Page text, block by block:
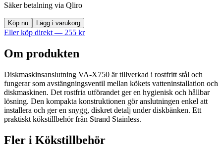
Säker betalning via Qliro
Köp nu Lägg i varukorg
Eller köp direkt — 255 kr
Om produkten
Diskmaskinsanslutning VA-X750 är tillverkad i rostfritt stål och
fungerar som avstängningsventil mellan kökets vatteninstallation och
diskmaskinen. Det rostfria utförandet ger en hygienisk och hållbar
lösning. Den kompakta konstruktionen gör anslutningen enkel att
installera och ger en snygg, diskret detalj under diskbänken. Ett
praktiskt kökstillbehör från Strand Stainless.
Fler i Kökstillbehör